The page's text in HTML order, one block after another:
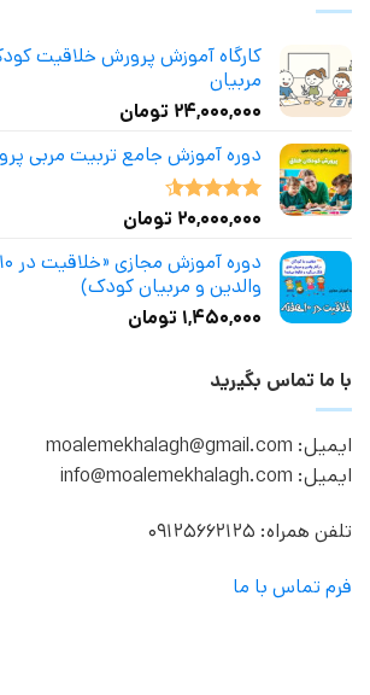
کارگاه آموزش پرورش خلاقیت
مربیان
۲۴,۰۰۰,۰۰۰ تومان
دوره آموزش جامع تربیت مربی
نمره4.50
۲۰,۰۰۰,۰۰۰ تومان
والدین و مربیان کودک)
۱,۴۵۰,۰۰۰ تومان
با ما تماس بگیرید
ایمیل: moalemekhalagh@gmail.com
ایمیل: info@moalemekhalagh.com
تلفن همراه: 09125662125
فرم تماس با ما